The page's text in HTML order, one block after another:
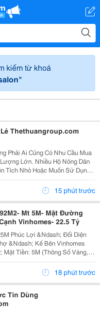
kiếm từ khoá
Thethuangroup.com
Phải Ai Cũng Có Nhu Cầu Mua
Lớn. Nhiều Hộ Nông Dân
Tích Nhỏ Hoặc Muốn Sử Dụng
Nhập Nhiều Hơn. Vì Vậy,
Ốc Giá Lẻ Là Nhu Cầu Rất...
15 phút trước
Mt 5M- Mặt Đường
Vinhomes- 22.5 Tỷ
Phúc Lợi &Ndash; Đối Diện
&Ndash; Kế Bên Vinhomes
Mặt Tiền: 5M (Thông Số Vàng,
Đường 25M, Vỉa Hè Rộng. Tọa
Lợi, Ngay Sát Khu Đô Thị...
18 phút trước
Tin Dùng